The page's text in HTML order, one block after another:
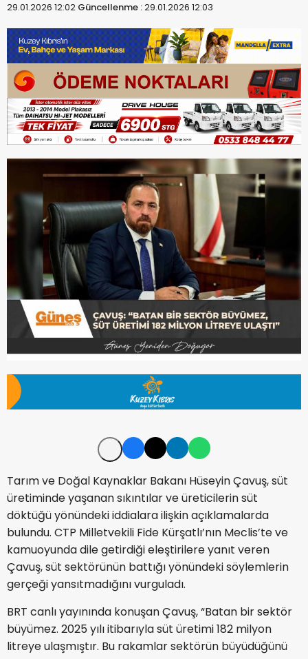
29.01.2026 12:02 Güncellenme :29.01.2026 12:03
Tarım ve Doğal Kaynaklar Bakanı Hüseyin Çavuş, süt
üretiminde yaşanan sıkıntılar ve üreticilerin süt
döktüğü yönündeki iddialara ilişkin açıklamalarda
bulundu. CTP Milletvekili Fide Kürşatlı’nın Meclis’te ve
kamuoyunda dile getirdiği eleştirilere yanıt veren
Çavuş, süt sektörünün battığı yönündeki söylemlerin
gerçeği yansıtmadığını vurguladı.
BRT canlı yayınında konuşan Çavuş, “Batan bir sektör
büyümez. 2025 yılı itibarıyla süt üretimi 182 milyon
litreye ulaşmıştır. Bu rakamlar sektörün büyüdüğünü